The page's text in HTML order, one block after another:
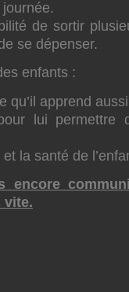
journée.
de sortir
se dépenser.
enfants :
qu’il apprend
lui permettre
la santé de
encore
vite.